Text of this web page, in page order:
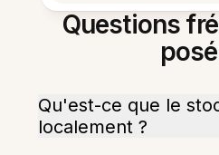
Questions
Qu'est-ce que le
localement ?